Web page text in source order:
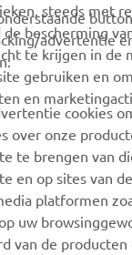
steeds met
bescherming
te krijgen in de
gebruiken en
en
advertentie
cookies
over onze
te brengen van
en op sites van
platformen
uw
van de